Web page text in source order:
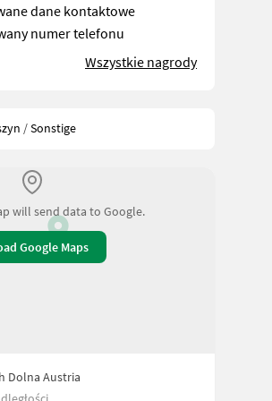
dane kontaktowe
numer telefonu
Wszystkie nagrody
/Sonstige
will send data to Google.
Google Maps
Dolna Austria